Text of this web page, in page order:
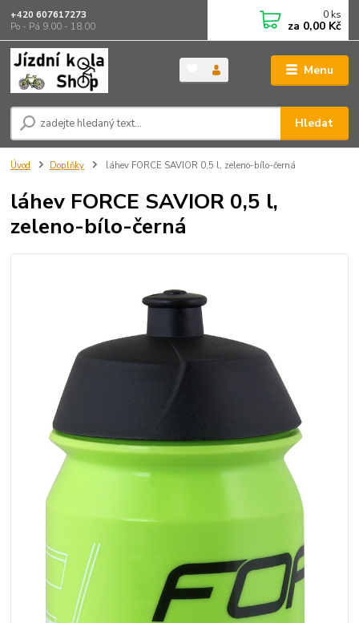
Menu
Hledat
+420 607617273
Po - Pá 9.00 - 18.00
0 ks
za 0,00 Kč
Úvod Doplňky láhev FORCE SAVIOR 0,5 l, zeleno-bílo-černá
láhev FORCE SAVIOR 0,5 l,
zeleno-bílo-černá